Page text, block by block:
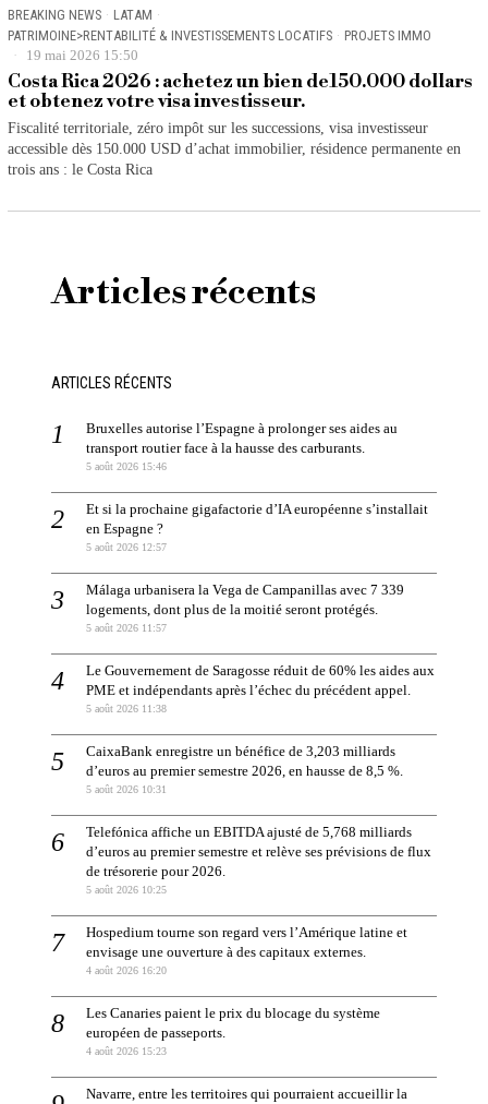
BREAKING NEWS · LATAM ·
PATRIMOINE>RENTABILITÉ & INVESTISSEMENTS LOCATIFS · PROJETS IMMO
19 mai 2026 15:50
Costa Rica 2026 : achetez un bien de150.000 dollars
et obtenez votre visa investisseur.
Fiscalité territoriale, zéro impôt sur les successions, visa investisseur
accessible dès 150.000 USD d’achat immobilier, résidence permanente en
trois ans : le Costa Rica
Articles récents
ARTICLES RÉCENTS
Bruxelles autorise l’Espagne à prolonger ses aides au
transport routier face à la hausse des carburants.
5 août 2026 15:46
Et si la prochaine gigafactorie d’IA européenne s’installait
en Espagne ?
5 août 2026 12:57
Málaga urbanisera la Vega de Campanillas avec 7 339
logements, dont plus de la moitié seront protégés.
5 août 2026 11:57
Le Gouvernement de Saragosse réduit de 60% les aides aux
PME et indépendants après l’échec du précédent appel.
5 août 2026 11:38
CaixaBank enregistre un bénéfice de 3,203 milliards
d’euros au premier semestre 2026, en hausse de 8,5 %.
5 août 2026 10:31
Telefónica affiche un EBITDA ajusté de 5,768 milliards
d’euros au premier semestre et relève ses prévisions de flux
de trésorerie pour 2026.
5 août 2026 10:25
Hospedium tourne son regard vers l’Amérique latine et
envisage une ouverture à des capitaux externes.
4 août 2026 16:20
Les Canaries paient le prix du blocage du système
européen de passeports.
4 août 2026 15:23
Navarre, entre les territoires qui pourraient accueillir la